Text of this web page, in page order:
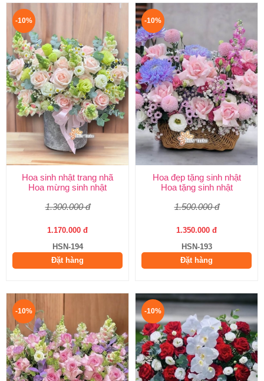
-10%
Hoa sinh nhật trang nhã
Hoa mừng sinh nhật
1.300.000 đ
1.170.000 đ
HSN-194
Đặt hàng
-10%
Hoa đẹp tặng sinh nhật
Hoa tặng sinh nhật
1.500.000 đ
1.350.000 đ
HSN-193
Đặt hàng
-10% -10%